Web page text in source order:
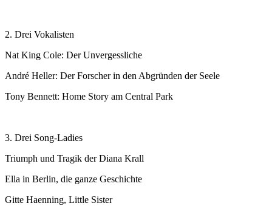
2. Drei Vokalisten
Nat King Cole: Der Unvergessliche
André Heller: Der Forscher in den Abgründen der Seele
Tony Bennett: Home Story am Central Park
3. Drei Song-Ladies
Triumph und Tragik der Diana Krall
Ella in Berlin, die ganze Geschichte
Gitte Haenning, Little Sister